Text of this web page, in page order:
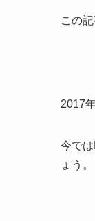
この記
2017
今で
ょう。